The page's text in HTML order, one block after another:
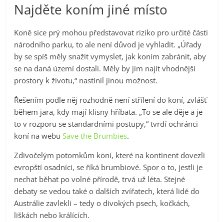
Najděte koním jiné místo
Koně sice prý mohou představovat riziko pro určité části
národního parku, to ale není důvod je vyhladit. „Úřady
by se spíš měly snažit vymyslet, jak koním zabránit, aby
se na daná území dostali. Měly by jim najít vhodnější
prostory k životu,“ nastínil jinou možnost.
Řešením podle něj rozhodně není střílení do koní, zvlášť
během jara, kdy mají klisny hříbata. „To se ale děje a je
to v rozporu se standardními postupy,“ tvrdí ochránci
koní na webuSave the Brumbies.
Zdivočelým potomkům koní, které na kontinent dovezli
evropští osadníci, se říká brumbiové. Spor o to, jestli je
nechat běhat po volné přírodě, trvá už léta. Stejné
debaty se vedou také o dalších zvířatech, která lidé do
Austrálie zavlekli – tedy o divokých psech, kočkách,
liškách nebo králících.